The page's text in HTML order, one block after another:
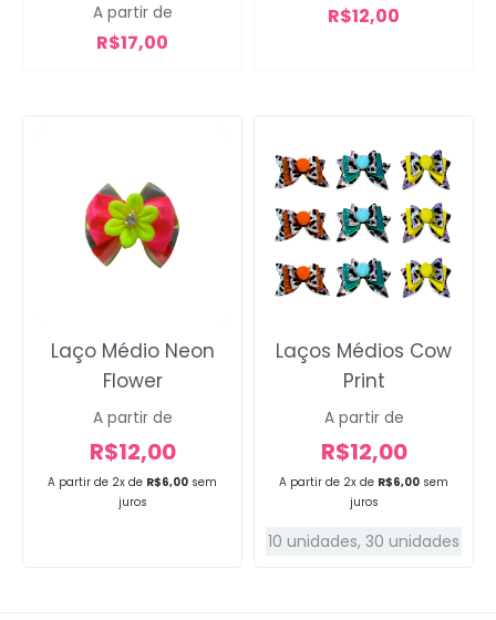
A partir de
R$17,00
R$12,00
A partir de 2x de R$6,00 sem
juros
Laço Médio Neon
Flower
A partir de
R$12,00
A partir de 2x de R$6,00 sem
juros
Laços Médios Cow
Print
A partir de
R$12,00
10 unidades, 30 unidades